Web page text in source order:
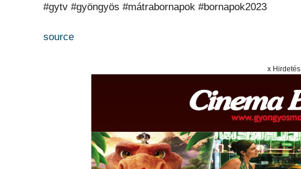
#gytv #gyöngyös #mátrabornapok #bornapok2023
source
x Hirdetés